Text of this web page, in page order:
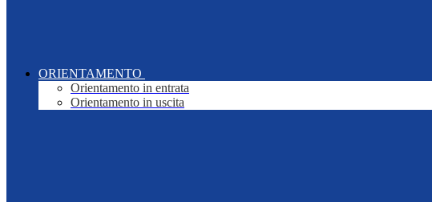
ORIENTAMENTO
Orientamento in entrata
Orientamento in uscita